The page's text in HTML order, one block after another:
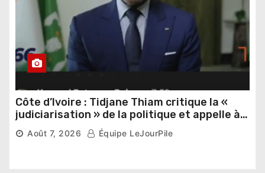
Côte d’Ivoire : Tidjane Thiam critique la «
judiciarisation » de la politique et appelle à
poursuivre l’apaisement
Août 7, 2026 Équipe LeJourPile